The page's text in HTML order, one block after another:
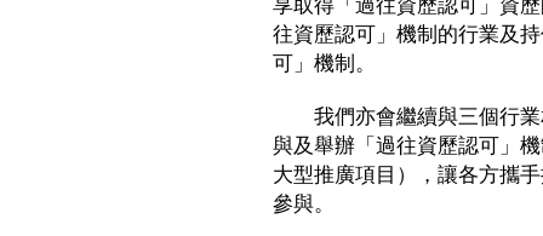
享取得「過往資歷認可」資
往資歷認可」機制的行業及
可」機制。
我們亦會繼續與三個行業
與及舉辦「過往資歷認可」
大型推廣項目），讓各方攜
參與。